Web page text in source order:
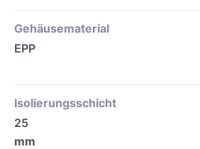
Gehäusematerial
EPP
Isolierungsschicht
25
mm